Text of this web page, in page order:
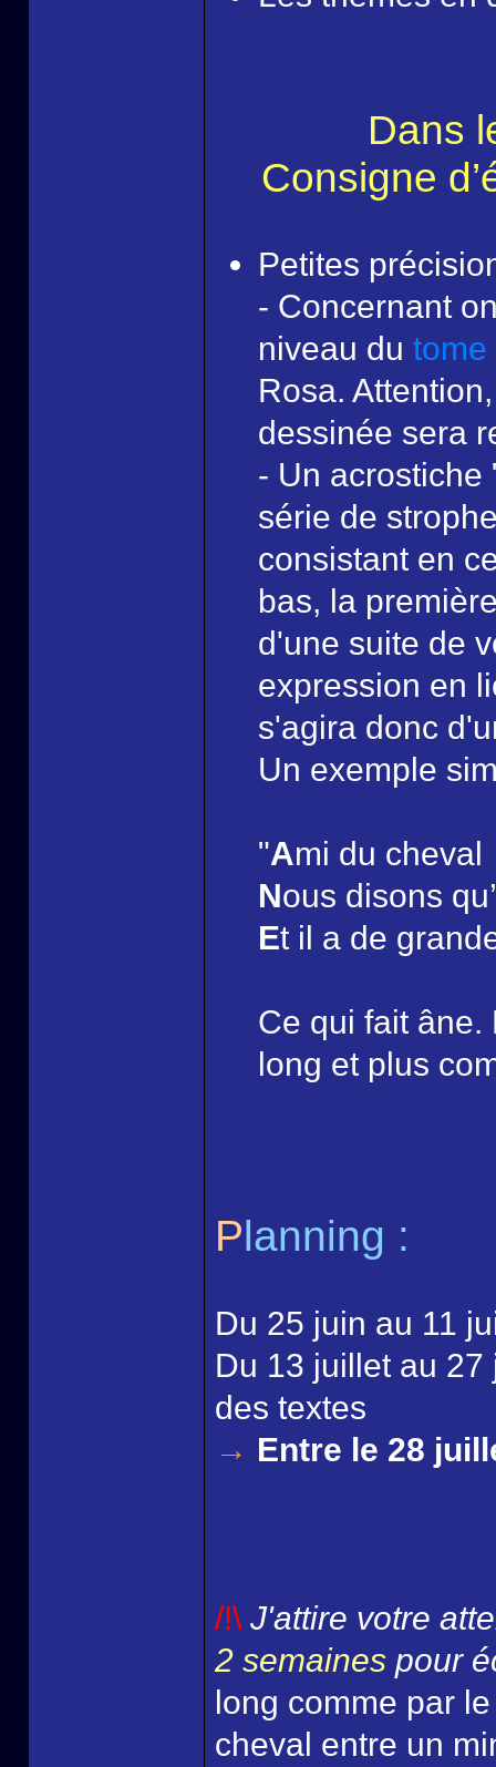
Dans
Consigne
Petites
- Concernant
niveau du tome
Rosa.
dessinée sera
- Un acrostiche
série de
consistant en
bas, la
d'une suite de
expression en
s'agira donc
Un exemple
"Ami du cheval
Nous disons
Et il a de
Ce qui fait âne.
long et plus
Planning :
Du 25 juin au 11
Du 13 juillet au
des textes
→ Entre le 28
/!\ J'attire votre
2 semaines pour
long comme par
cheval entre un